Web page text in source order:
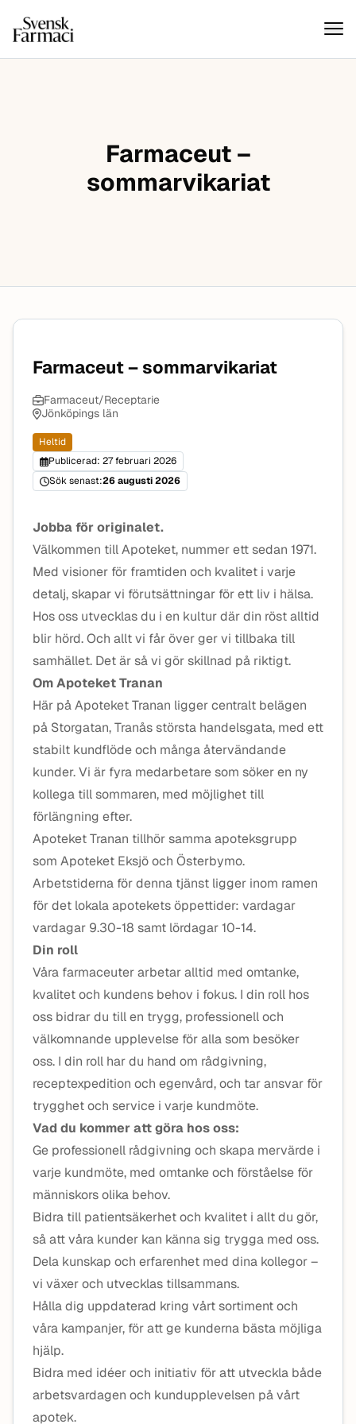
Hoppa till innehåll
Svensk farmaci
Farmaceut –
sommarvikariat
Farmaceut – sommarvikariat
Farmaceut/Receptarie
Jönköpings län
Heltid
Publicerad: 27 februari 2026
Sök senast:26 augusti 2026
Jobba för originalet.
Välkommen till Apoteket, nummer ett sedan 1971.
Med visioner för framtiden och kvalitet i varje
detalj, skapar vi förutsättningar för ett liv i hälsa.
Hos oss utvecklas du i en kultur där din röst alltid
blir hörd. Och allt vi får över ger vi tillbaka till
samhället. Det är så vi gör skillnad på riktigt.
Om Apoteket Tranan
Här på Apoteket Tranan ligger centralt belägen
på Storgatan, Tranås största handelsgata, med ett
stabilt kundflöde och många återvändande
kunder. Vi är fyra medarbetare som söker en ny
kollega till sommaren, med möjlighet till
förlängning efter.
Apoteket Tranan tillhör samma apoteksgrupp
som Apoteket Eksjö och Österbymo.
Arbetstiderna för denna tjänst ligger inom ramen
för det lokala apotekets öppettider: vardagar
vardagar 9.30-18 samt lördagar 10-14.
Din roll
Våra farmaceuter arbetar alltid med omtanke,
kvalitet och kundens behov i fokus. I din roll hos
oss bidrar du till en trygg, professionell och
välkomnande upplevelse för alla som besöker
oss. I din roll har du hand om rådgivning,
receptexpedition och egenvård, och tar ansvar för
trygghet och service i varje kundmöte.
Vad du kommer att göra hos oss:
Ge professionell rådgivning och skapa mervärde i
varje kundmöte, med omtanke och förståelse för
människors olika behov.
Bidra till patientsäkerhet och kvalitet i allt du gör,
så att våra kunder kan känna sig trygga med oss.
Dela kunskap och erfarenhet med dina kollegor –
vi växer och utvecklas tillsammans.
Hålla dig uppdaterad kring vårt sortiment och
våra kampanjer, för att ge kunderna bästa möjliga
hjälp.
Bidra med idéer och initiativ för att utveckla både
arbetsvardagen och kundupplevelsen på vårt
apotek.